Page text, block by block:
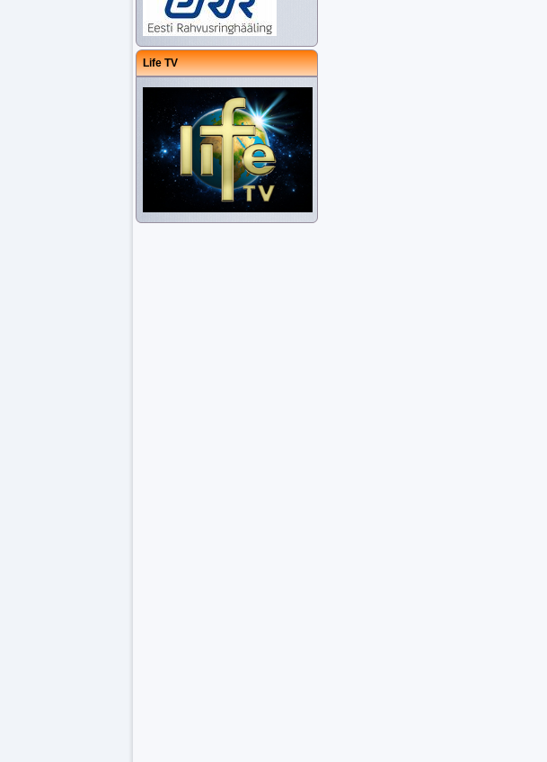
Life TV